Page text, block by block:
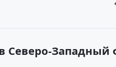
Северо-